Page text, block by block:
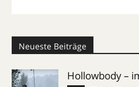
Neueste Beiträge
Hollowbody –